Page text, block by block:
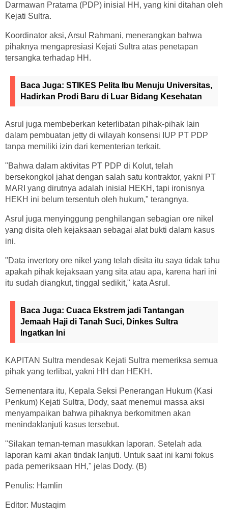
Darmawan Pratama (PDP) inisial HH, yang kini ditahan oleh
Kejati Sultra.
Koordinator aksi, Arsul Rahmani, menerangkan bahwa
pihaknya mengapresiasi Kejati Sultra atas penetapan
tersangka terhadap HH.
Baca Juga: STIKES Pelita Ibu Menuju Universitas,
Hadirkan Prodi Baru di Luar Bidang Kesehatan
Asrul juga membeberkan keterlibatan pihak-pihak lain
dalam pembuatan jetty di wilayah konsensi IUP PT PDP
tanpa memiliki izin dari kementerian terkait.
"Bahwa dalam aktivitas PT PDP di Kolut, telah
bersekongkol jahat dengan salah satu kontraktor, yakni PT
MARI yang dirutnya adalah inisial HEKH, tapi ironisnya
HEKH ini belum tersentuh oleh hukum," terangnya.
Asrul juga menyinggung penghilangan sebagian ore nikel
yang disita oleh kejaksaan sebagai alat bukti dalam kasus
ini.
"Data invertory ore nikel yang telah disita itu saya tidak tahu
apakah pihak kejaksaan yang sita atau apa, karena hari ini
itu sudah diangkut, tinggal sedikit," kata Asrul.
Baca Juga: Cuaca Ekstrem jadi Tantangan
Jemaah Haji di Tanah Suci, Dinkes Sultra
Ingatkan Ini
KAPITAN Sultra mendesak Kejati Sultra memeriksa semua
pihak yang terlibat, yakni HH dan HEKH.
Semenentara itu, Kepala Seksi Penerangan Hukum (Kasi
Penkum) Kejati Sultra, Dody, saat menemui massa aksi
menyampaikan bahwa pihaknya berkomitmen akan
menindaklanjuti kasus tersebut.
"Silakan teman-teman masukkan laporan. Setelah ada
laporan kami akan tindak lanjuti. Untuk saat ini kami fokus
pada pemeriksaan HH," jelas Dody. (B)
Penulis: Hamlin
Editor: Mustaqim